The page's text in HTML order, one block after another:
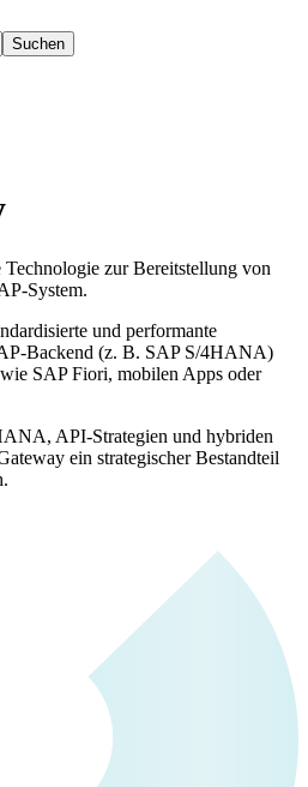
Suchen
zur Bereitstellung von
System.
und performante
Backend (z. B. SAP S/4HANA)
SAP Fiori, mobilen Apps oder
API-Strategien und hybriden
ein strategischer Bestandteil